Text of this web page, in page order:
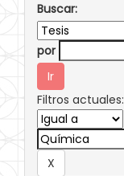
Buscar:
por
Filtros actuales: